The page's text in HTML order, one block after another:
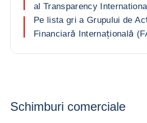
al Transparency
Pe lista gri a Grupului de
Financiară Internațională
Schimburi comerciale